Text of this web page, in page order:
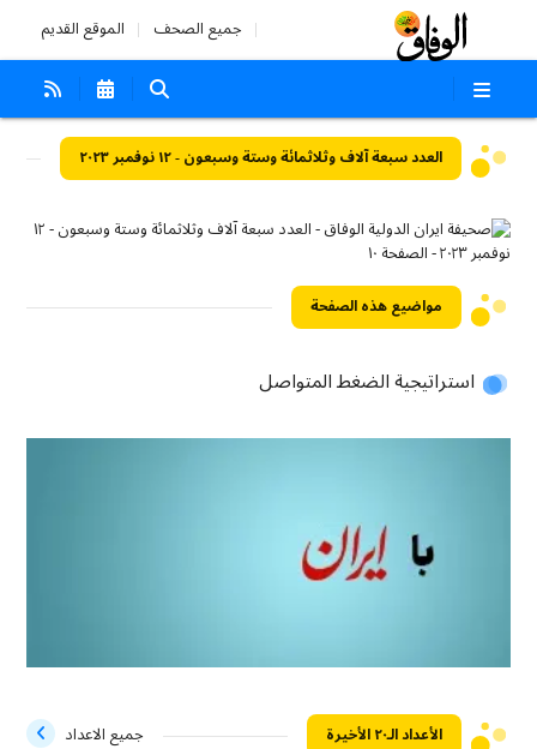
جميع الصحف الموقع القديم
العدد سبعة آلاف وثلاثمائة وستة وسبعون - ١٢ نوفمبر ٢٠٢٣
مواضيع هذه الصفحة
استراتيجية الضغط المتواصل
الأعداد الـ۲۰ الأخيرة جميع الاعداد